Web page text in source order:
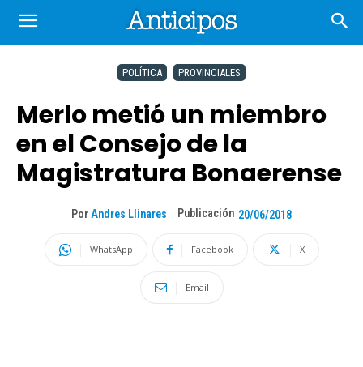
POLÍTICA PROVINCIALES
Merlo metió un miembro
en el Consejo de la
Magistratura Bonaerense
Por Andres Llinares Publicación 20/06/2018
WhatsApp Facebook X
Email